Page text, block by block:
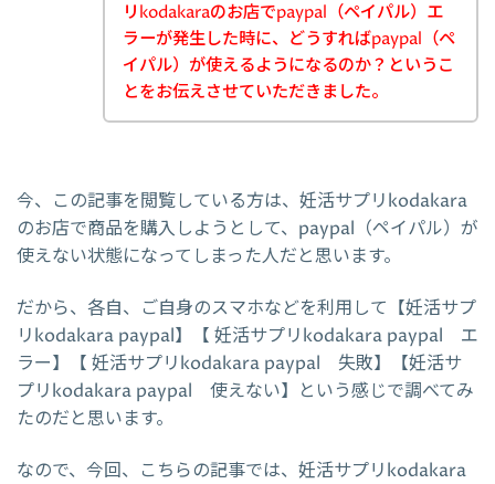
リkodakaraのお店でpaypal（ペイパル）エ
ラーが発生した時に、どうすればpaypal（ペ
イパル）が使えるようになるのか？というこ
とをお伝えさせていただきました。
今、この記事を閲覧している方は、妊活サプリkodakara
のお店で商品を購入しようとして、paypal（ペイパル）が
使えない状態になってしまった人だと思います。
だから、各自、ご自身のスマホなどを利用して【妊活サプ
リkodakara paypal】【 妊活サプリkodakara paypal エ
ラー】【 妊活サプリkodakara paypal 失敗】【妊活サ
プリkodakara paypal 使えない】という感じで調べてみ
たのだと思います。
なので、今回、こちらの記事では、妊活サプリkodakara